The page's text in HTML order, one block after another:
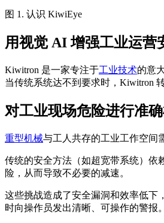
图 1. 认识 KiwiEye
用视觉 AI 增强工业运营
Kiwitron 是一家专注于工业技术的意
当传统系统达不到要求时，Kiwitron
对工业现场危险进行准
重型机械与工人共存的工业工作空间
传统的安全方法（如超宽带系统）依
险，从而导致不必要的减速。
这些挑战造成了安全漏洞和效率低
时向操作员发出清晰、可操作的警报